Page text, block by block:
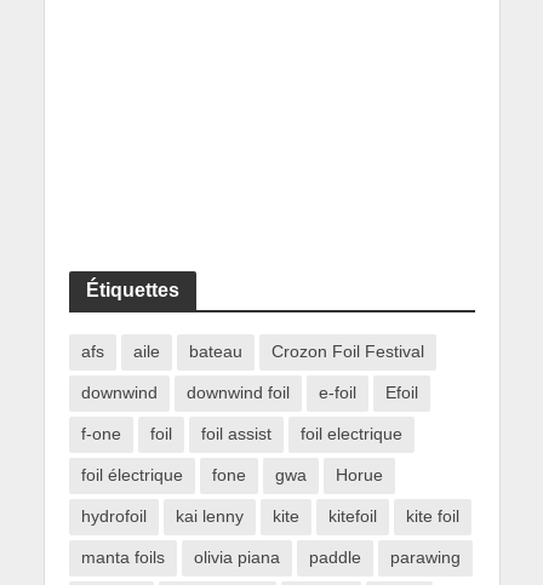
Étiquettes
afs aile bateau Crozon Foil Festival
downwind downwind foil e-foil Efoil
f-one foil foil assist foil electrique
foil électrique fone gwa Horue
hydrofoil kai lenny kite kitefoil kite foil
manta foils olivia piana paddle parawing